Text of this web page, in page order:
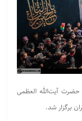
آیت‌الله العظمی
برگزار شد.